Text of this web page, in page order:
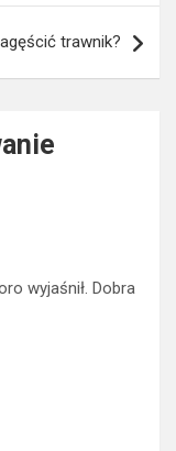
trawnik?
wyjaśnił. Dobra